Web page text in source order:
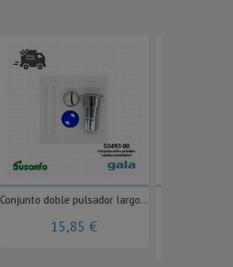
Conjunto doble pulsador largo...
15,85 €